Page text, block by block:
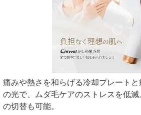
痛みや熱さを和らげる冷却プレート
の光で、ムダ毛ケアのストレスを低
の切替も可能。